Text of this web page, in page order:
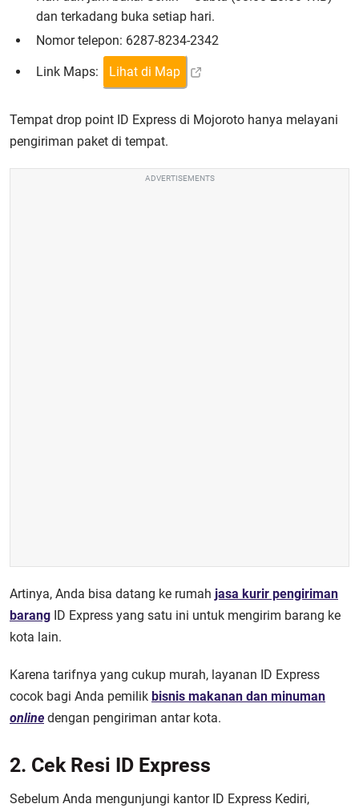
dan terkadang buka setiap hari.
Nomor telepon: 6287-8234-2342
Link Maps: Lihat di Map
Tempat drop point ID Express di Mojoroto hanya melayani
pengiriman paket di tempat.
ADVERTISEMENTS
Artinya, Anda bisa datang ke rumah jasa kurir pengiriman
barang ID Express yang satu ini untuk mengirim barang ke
kota lain.
Karena tarifnya yang cukup murah, layanan ID Express
cocok bagi Anda pemilik bisnis makanan dan minuman
online dengan pengiriman antar kota.
2. Cek Resi ID Express
Sebelum Anda mengunjungi kantor ID Express Kediri,